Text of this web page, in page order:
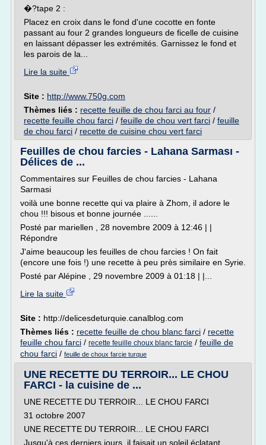
�?tape 2 :
Placez en croix dans le fond d'une cocotte en fonte
passant au four 2 grandes longueurs de ficelle de cuisine
en laissant dépasser les extrémités. Garnissez le fond et
les parois de la...
Lire la suite
Site : http://www.750g.com
Thèmes liés : recette feuille de chou farci au four /
recette feuille chou farci / feuille de chou vert farci / feuille
de chou farci / recette de cuisine chou vert farci
Feuilles de chou farcies - Lahana Sarması -
Délices de ...
Commentaires sur Feuilles de chou farcies - Lahana
Sarmasi
voilà une bonne recette qui va plaire à Zhom, il adore le
chou !!! bisous et bonne journée ......
Posté par mariellen , 28 novembre 2009 à 12:46 | |
Répondre
J'aime beaucoup les feuilles de chou farcies ! On fait
(encore une fois !) une recette à peu près similaire en Syrie.
Posté par Alépine , 29 novembre 2009 à 01:18 | |...
Lire la suite
Site : http://delicesdeturquie.canalblog.com
Thèmes liés : recette feuille de chou blanc farci / recette
feuille chou farci / recette feuille choux blanc farcie / feuille de
chou farci / feuille de choux farcie turque
UNE RECETTE DU TERROIR... LE CHOU
FARCI - la cuisine de ...
UNE RECETTE DU TERROIR... LE CHOU FARCI
31 octobre 2007
UNE RECETTE DU TERROIR... LE CHOU FARCI
Jusqu'à ces derniers jours, il faisait un soleil éclatant...